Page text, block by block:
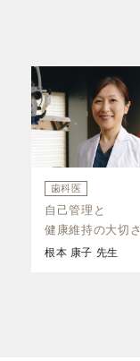
歯科医
自己管理と
健康維持の大切さ
根本 康子 先生